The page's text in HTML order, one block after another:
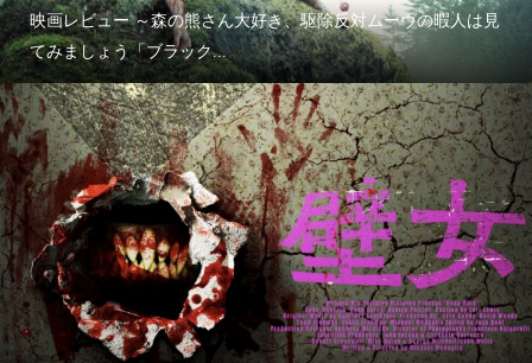
映画レビュー ～森の熊さん大好き、駆除反対ムーヴの暇人は見
てみましょう「ブラック...